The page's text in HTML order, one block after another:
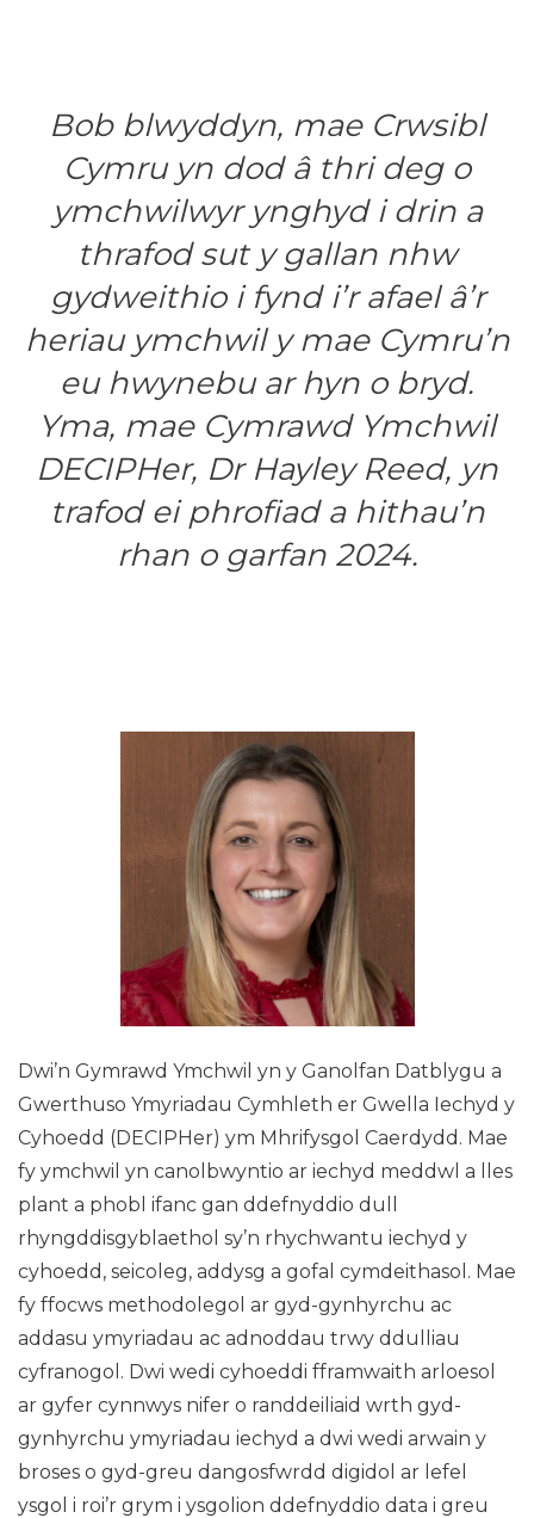
Bob blwyddyn, mae Crwsibl
Cymru yn dod â thri deg o
ymchwilwyr ynghyd i drin a
thrafod sut y gallan nhw
gydweithio i fynd i’r afael â’r
heriau ymchwil y mae Cymru’n
eu hwynebu ar hyn o bryd.
Yma, mae Cymrawd Ymchwil
DECIPHer, Dr Hayley Reed, yn
trafod ei phrofiad a hithau’n
rhan o garfan 2024.
Dwi’n Gymrawd Ymchwil yn y Ganolfan Datblygu a
Gwerthuso Ymyriadau Cymhleth er Gwella Iechyd y
Cyhoedd (DECIPHer) ym Mhrifysgol Caerdydd. Mae
fy ymchwil yn canolbwyntio ar iechyd meddwl a lles
plant a phobl ifanc gan ddefnyddio dull
rhyngddisgyblaethol sy’n rhychwantu iechyd y
cyhoedd, seicoleg, addysg a gofal cymdeithasol. Mae
fy ffocws methodolegol ar gyd-gynhyrchu ac
addasu ymyriadau ac adnoddau trwy ddulliau
cyfranogol. Dwi wedi cyhoeddi fframwaith arloesol
ar gyfer cynnwys nifer o randdeiliaid wrth gyd-
gynhyrchu ymyriadau iechyd a dwi wedi arwain y
broses o gyd-greu dangosfwrdd digidol ar lefel
ysgol i roi’r grym i ysgolion ddefnyddio data i greu